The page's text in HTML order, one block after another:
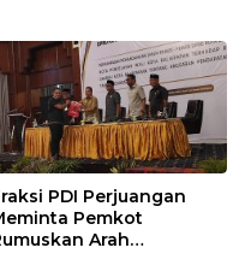
PDI Perjuangan
Pemkot
Arah